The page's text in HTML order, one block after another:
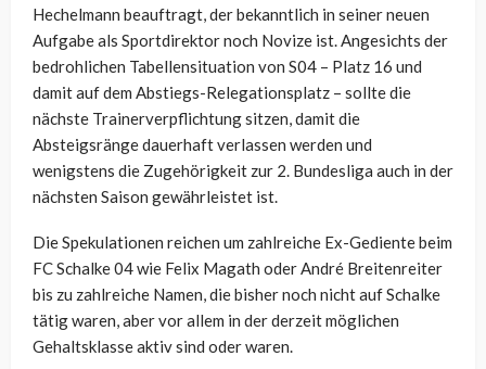
Hechelmann beauftragt, der bekanntlich in seiner neuen
Aufgabe als Sportdirektor noch Novize ist. Angesichts der
bedrohlichen Tabellensituation von S04 – Platz 16 und
damit auf dem Abstiegs-Relegationsplatz – sollte die
nächste Trainerverpflichtung sitzen, damit die
Absteigsränge dauerhaft verlassen werden und
wenigstens die Zugehörigkeit zur 2. Bundesliga auch in der
nächsten Saison gewährleistet ist.
Die Spekulationen reichen um zahlreiche Ex-Gediente beim
FC Schalke 04 wie Felix Magath oder André Breitenreiter
bis zu zahlreiche Namen, die bisher noch nicht auf Schalke
tätig waren, aber vor allem in der derzeit möglichen
Gehaltsklasse aktiv sind oder waren.